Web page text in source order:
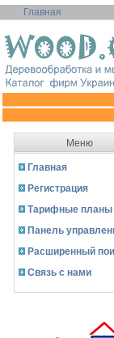
Главная
Меню
Главная
Регистрация
Тарифные планы
Панель
Расширенный
Связь с нами